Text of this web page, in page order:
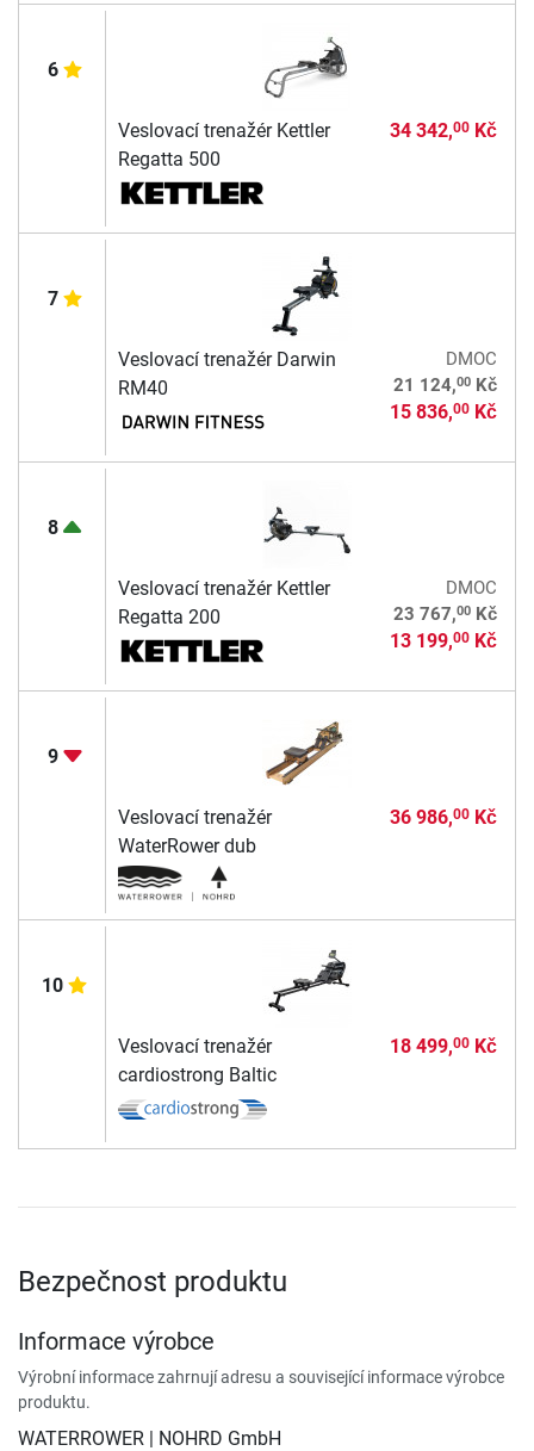
6
Veslovací trenažér Kettler
Regatta 500
34 342,00Kč
7
Veslovací trenažér Darwin
RM40
DMOC
21 124,00Kč
15 836,00Kč
8
Veslovací trenažér Kettler
Regatta 200
DMOC
23 767,00Kč
13 199,00Kč
9
Veslovací trenažér
WaterRower dub
36 986,00Kč
10
Veslovací trenažér
cardiostrong Baltic
18 499,00Kč
Bezpečnost produktu
Informace výrobce
Výrobní informace zahrnují adresu a související informace výrobce
produktu.
WATERROWER | NOHRD GmbH